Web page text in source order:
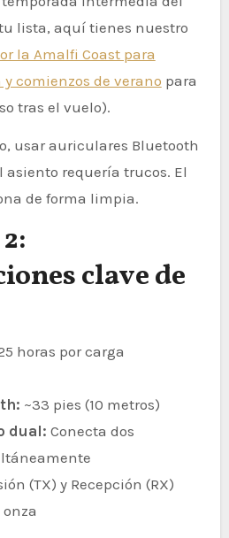
lista, aquí tienes nuestro
la Amalfi Coast para
comienzos de verano para
tras el vuelo).
usar auriculares Bluetooth
requería trucos. El
de forma limpia.
clave de
horas por carga
~33 pies (10 metros)
dual: Conecta dos
(TX) y Recepción (RX)
onza